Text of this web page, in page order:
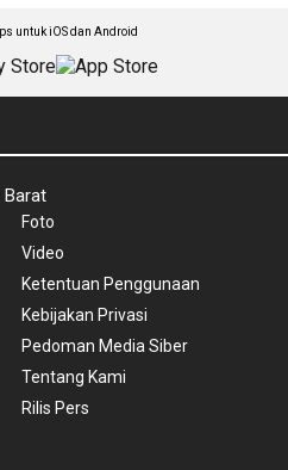
untuk iOS dan Android
Barat
Foto
Video
Ketentuan Penggunaan
Kebijakan Privasi
Pedoman Media Siber
Tentang Kami
Rilis Pers